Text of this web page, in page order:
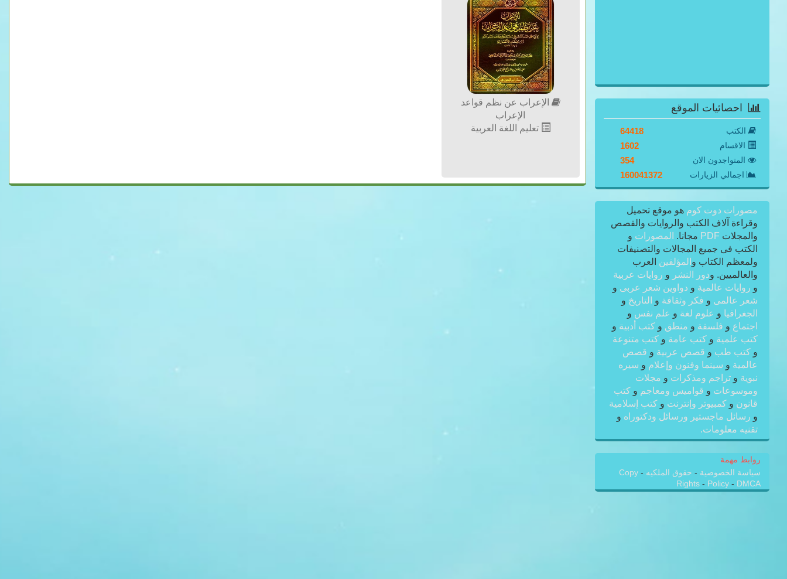
الإعراب عن نظم قواعد
الإعراب
تعليم اللغة العربية
احصائيات الموقع
الكتب 64418
الاقسام 1602
المتواجدون الان 354
اجمالي الزيارات 160041372
مصورات دوت كوم هو موقع تحميل
وقراءة آلاف الكتب والروايات والقصص
والمجلات PDF مجانا. المصورات و
الكتب فى جميع المجالات والتصنيفات
ولمعظم الكتاب و المؤلفين العرب
والعالميين. ودور النشر و روايات عربية
و روايات عالمية و دواوين شعر عربى و
شعر عالمى و فكر وثقافة و التاريخ و
الجغرافيا و علوم لغة و علم نفس و
اجتماع و فلسفة و منطق و كتب أدبية و
كتب علمية و كتب عامة و كتب متنوعة
و كتب طب و قصص عربية و قصص
عالمية و سينما وفنون وإعلام و سيره
نبوية و تراجم ومذكرات و مجلات
وموسوعات و قواميس ومعاجم و كتب
قانون و كمبيوتر وإنترنت و كتب إسلامية
و رسائل ماجستير ورسائل ودكتوراه و
تقنيه معلومات.
روابط مهمة
سياسة الخصوصية - حقوق الملكيه -
Copy
Rights - Policy - DMCA